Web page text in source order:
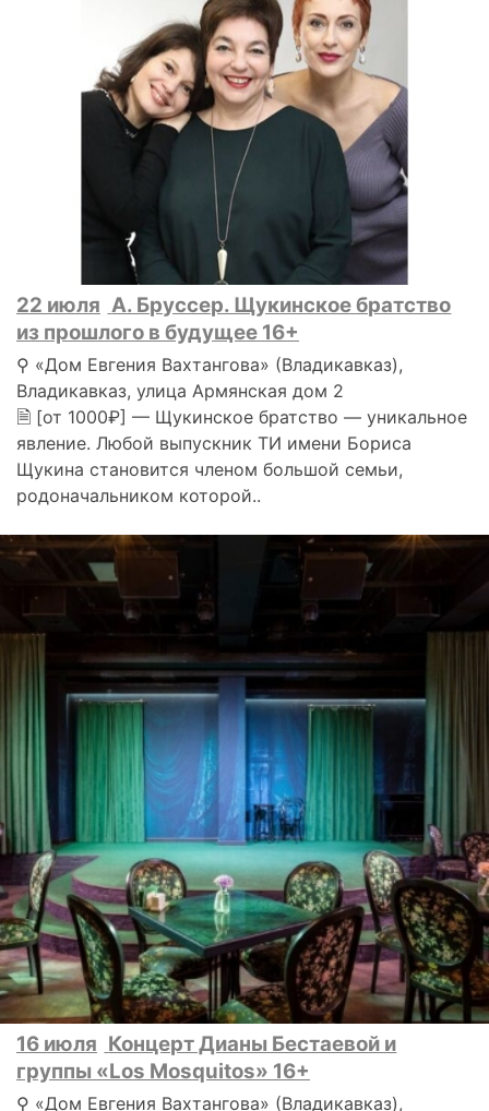
22 июля А. Бруссер. Щукинское братство
из прошлого в будущее 16+
⚲ «Дом Евгения Вахтангова» (Владикавказ),
Владикавказ, улица Армянская дом 2
🗎 [от 1000₽] — Щукинское братство — уникальное
явление. Любой выпускник ТИ имени Бориса
Щукина становится членом большой семьи,
родоначальником которой..
16 июля Концерт Дианы Бестаевой и
группы «Los Mosquitos» 16+
⚲ «Дом Евгения Вахтангова» (Владикавказ),